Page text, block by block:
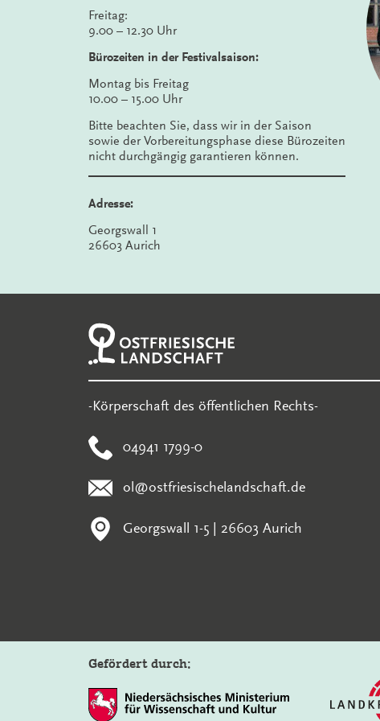
Freitag:
9.00 – 12.30 Uhr
Bürozeiten in der Festivalsaison:
Montag bis Freitag
10.00 – 15.00 Uhr
Bitte beachten Sie, dass wir in der Saison
sowie der Vorbereitungsphase diese Bürozeiten
nicht durchgängig garantieren können.
Adresse:
Georgswall 1
26603 Aurich
-Körperschaft des öffentlichen Rechts-
04941 1799-0
ol@ostfriesischelandschaft.de
Georgswall 1-5 | 26603 Aurich
Gefördert durch: